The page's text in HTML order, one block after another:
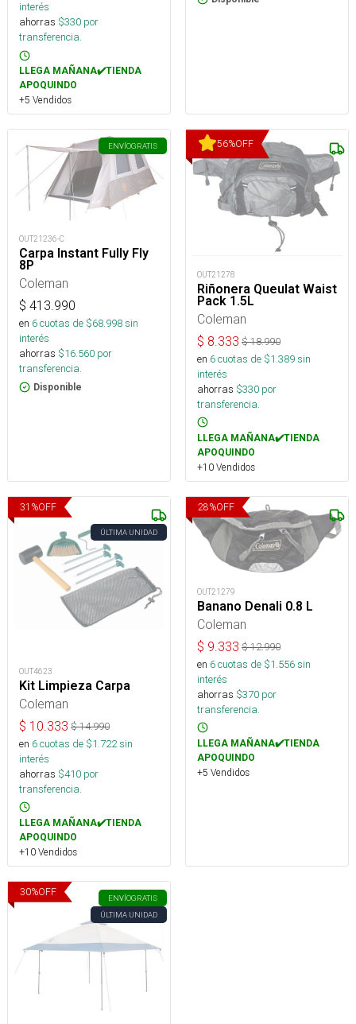
interés
ahorras $330 por
transferencia.
LLEGA MAÑANA✔️TIENDA
APOQUINDO
+5 Vendidos
ENVÍOGRATIS
OUT21236-C
Carpa Instant Fully Fly
8P
Coleman
$ 413.990
en 6cuotas de $68.998sin
interés
ahorras $16.560 por
transferencia.
Disponible
56%OFF
OUT21278
Riñonera Queulat Waist
Pack 1.5L
Coleman
$ 8.333 $18.990
en 6cuotas de $1.389sin
interés
ahorras $330 por
transferencia.
LLEGA MAÑANA✔️TIENDA
APOQUINDO
+10 Vendidos
31 %OFF
ÚLTIMA UNIDAD
OUT4623
Kit Limpieza Carpa
Coleman
$ 10.333 $14.990
en 6cuotas de $1.722sin
interés
ahorras $410 por
transferencia.
LLEGA MAÑANA✔️TIENDA
APOQUINDO
+10 Vendidos
28%OFF
OUT21279
Banano Denali 0.8 L
Coleman
$ 9.333 $12.990
en 6cuotas de $1.556sin
interés
ahorras $370 por
transferencia.
LLEGA MAÑANA✔️TIENDA
APOQUINDO
+5 Vendidos
30%OFF
ENVÍOGRATIS
ÚLTIMA UNIDAD